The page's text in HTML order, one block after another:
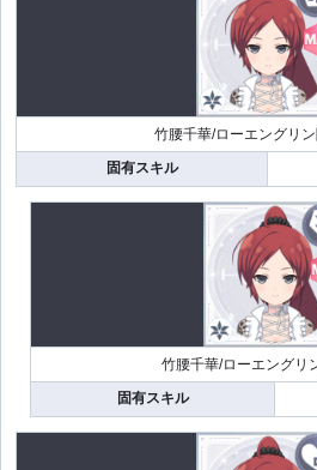
竹腰千華/ローエングリ
固有スキル
竹腰千華/ローエングリ
固有スキル